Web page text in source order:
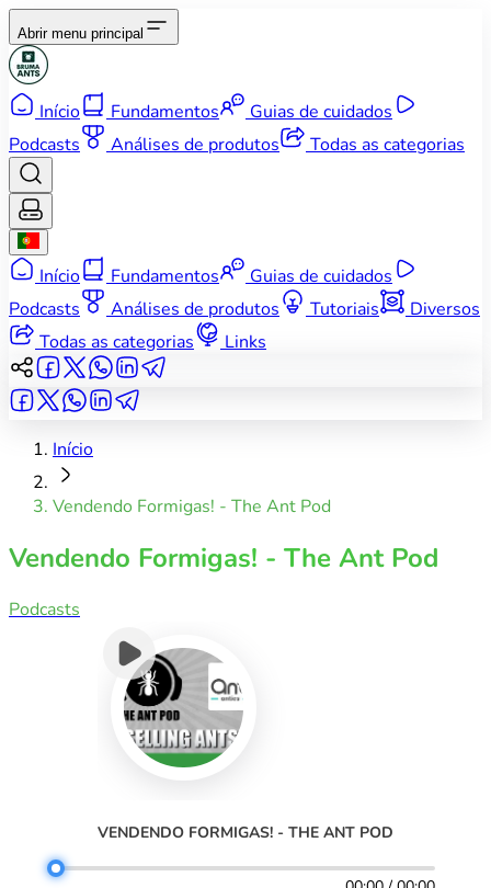
Abrir menu principal
Início Fundamentos
Guias de cuidados
Podcasts
Análises de produtos Todas as categorias
Início Fundamentos
Guias de cuidados
Podcasts
Análises de produtos Tutoriais
Diversos
Todas as categorias
Links
Início
Vendendo Formigas! - The Ant Pod
Vendendo Formigas! - The Ant Pod
Podcasts
VENDENDO FORMIGAS! - THE ANT POD